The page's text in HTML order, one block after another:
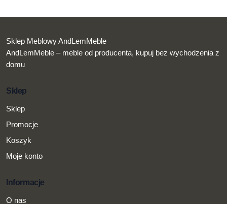
Sklep Meblowy AndLemMeble
AndLemMeble – meble od producenta, kupuj bez wychodzenia z
domu
Sklep
Sklep
Promocje
Koszyk
Moje konto
Informacje
O nas